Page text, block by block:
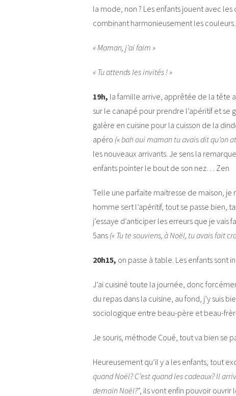
la mode, non ? Les enfants jouent avec les
combinant harmonieusement les
« Maman, j’ai faim »
« Tu attends les invités ! »
19h, la famille arrive, apprêtée de la tête
sur le canapé pour prendre l’apéritif et
galère en cuisine pour la cuisson de la
apéro (« bah oui maman tu avais dit qu’on
les nouveaux arrivants. Je sens la
enfants pointer le bout de son nez… Zen
Telle une parfaite maitresse de maison,
homme sert l’apéritif, tout se passe bien,
j’essaye d’anticiper les erreurs que je
5ans (« Tu te souviens, à Noël, tu avais fait
20h15, on passe à table. Les enfants sont
J’ai cuisiné toute la journée, donc
du repas dans la cuisine, au fond, j’y suis
sociologique entre beau-père et beau-
Je souris, méthode Coué, tout va bien se
Heureusement qu’il y a les enfants, tout
quand Noël? C’est quand les cadeaux? Il
demain Noël?”, ils vont enfin pouvoir ouvrir